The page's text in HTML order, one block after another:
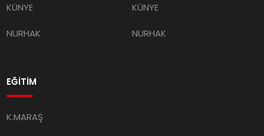
KÜNYE
NURHAK
KÜNYE
NURHAK
EĞİTİM
K.MARAŞ